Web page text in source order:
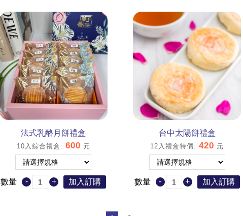
法式乳酪月餅禮盒
10入綜合禮盒 : 600 元
數量 - + 加入訂購
台中太陽餅禮盒
12入禮盒特價:420 元
數量 - + 加入訂購